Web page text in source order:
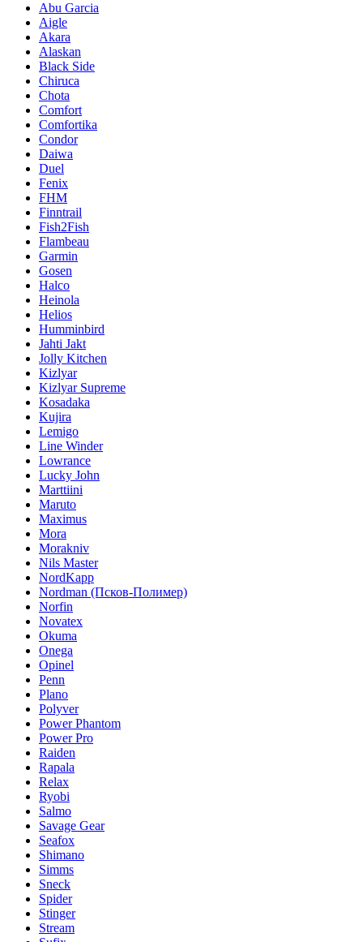
Abu Garcia
Aigle
Akara
Alaskan
Black Side
Chiruca
Chota
Comfort
Comfortika
Condor
Daiwa
Duel
Fenix
FHM
Finntrail
Fish2Fish
Flambeau
Garmin
Gosen
Halco
Heinola
Helios
Humminbird
Jahti Jakt
Jolly Kitchen
Kizlyar
Kizlyar Supreme
Kosadaka
Kujira
Lemigo
Line Winder
Lowrance
Lucky John
Marttiini
Maruto
Maximus
Mora
Morakniv
Nils Master
NordKapp
Nordman (Псков-Полимер)
Norfin
Novatex
Okuma
Onega
Opinel
Penn
Plano
Polyver
Power Phantom
Power Pro
Raiden
Rapala
Relax
Ryobi
Salmo
Savage Gear
Seafox
Shimano
Simms
Sneck
Spider
Stinger
Stream